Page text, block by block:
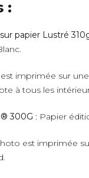
:
papier Lustré
imprimée sur
à tous les
300G : Papier
est imprimée